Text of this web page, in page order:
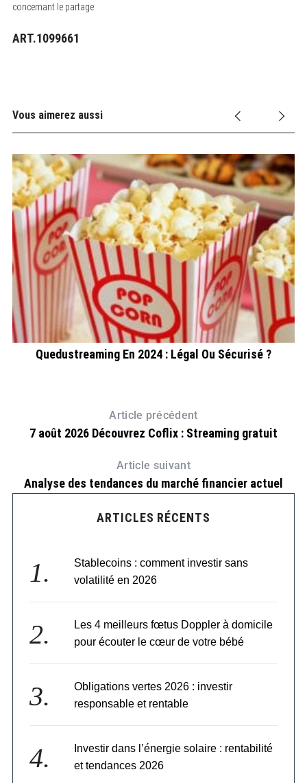
concernant le partage.
ART.1099661
Vous aimerez aussi
Quedustreaming En 2024 : Légal Ou Sécurisé ?
Article précédent
7 août 2026 Découvrez Coflix : Streaming gratuit
Article suivant
Analyse des tendances du marché financier actuel
ARTICLES RÉCENTS
Stablecoins : comment investir sans
volatilité en 2026
Les 4 meilleurs fœtus Doppler à domicile
pour écouter le cœur de votre bébé
Obligations vertes 2026 : investir
responsable et rentable
Investir dans l’énergie solaire : rentabilité
et tendances 2026